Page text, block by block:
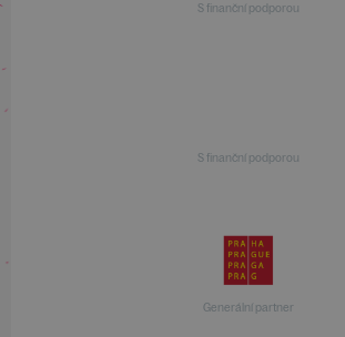
S finanční podporou
S finanční podporou
Generální partner